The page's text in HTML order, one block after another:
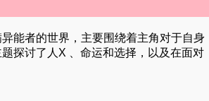
能者的世界，主要围绕着主角对于自身
探讨了人X 、命运和选择，以及在面对